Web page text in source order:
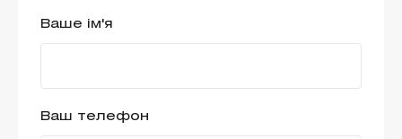
Ваше ім'я
Ваш телефон